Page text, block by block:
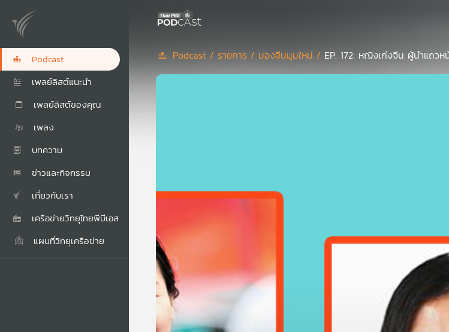
Podcast
เพลย์ลิสต์แนะนำ
เพลย์ลิสต์ของคุณ
เพลง
บทความ
ข่าวและกิจกรรม
เกี่ยวกับเรา
เครือข่ายวิทยุไทยพีบีเอส
แผนที่วิทยุเครือข่าย
Podcast / รายการ / มองจีนมุมใหม่ / EP. 172: หญิงเก่งจีน ผู้นำแถวห